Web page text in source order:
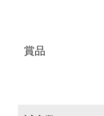
賞品